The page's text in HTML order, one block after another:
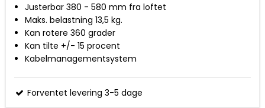
Justerbar 380 - 580 mm fra loftet
Maks. belastning 13,5 kg.
Kan rotere 360 grader
Kan tilte +/- 15 procent
Kabelmanagementsystem
Forventet levering 3-5 dage